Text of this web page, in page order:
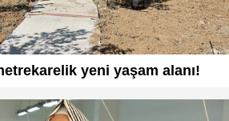
yeni yaşam alanı!